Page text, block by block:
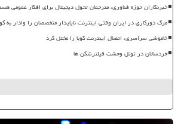
خبرنگاران حوزه فناوری، مترجمان تحول دیجیتال برای افکار عمومی
مرگ دورکاری در ایران وقتی اینترنت ناپایدار متخصصان را وادار به
خاموشی سراسری، اتصال اینترنت کوبا را مختل کرد
خردسالان در تونل وحشت فیلترشکن ها